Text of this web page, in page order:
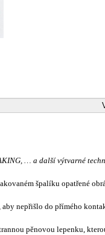
… a další výtvarné
špalíku opatřené
nepřišlo do přímého
pěnovou lepenku,